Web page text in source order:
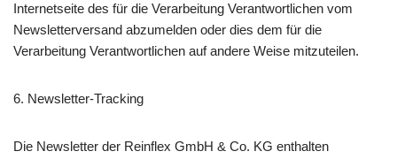
Internetseite des für die Verarbeitung Verantwortlichen vom
Newsletterversand abzumelden oder dies dem für die
Verarbeitung Verantwortlichen auf andere Weise mitzuteilen.
6. Newsletter-Tracking
Die Newsletter der Reinflex GmbH & Co. KG enthalten